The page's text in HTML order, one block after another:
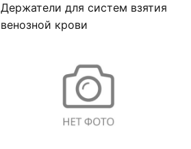
Держатели для систем взятия
венозной крови